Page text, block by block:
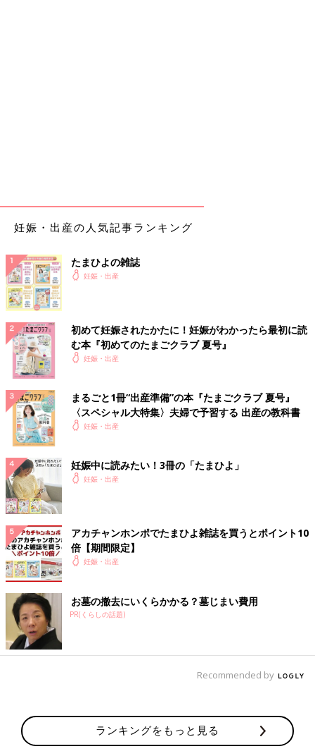
妊娠・出産の人気記事ランキング
たまひよの雑誌
妊娠・出産
初めて妊娠されたかたに！妊娠がわかったら最初に読
む本『初めてのたまごクラブ 夏号』
妊娠・出産
まるごと1冊“出産準備”の本『たまごクラブ 夏号』
〈スペシャル大特集〉夫婦で予習する 出産の教科書
妊娠・出産
妊娠中に読みたい！3冊の「たまひよ」
妊娠・出産
アカチャンホンポでたまひよ雑誌を買うとポイント10
倍【期間限定】
妊娠・出産
お墓の撤去にいくらかかる？墓じまい費用
PR(くらしの話題)
Recommended by
ランキングをもっと見る